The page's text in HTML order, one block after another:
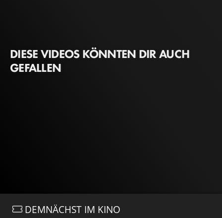
DIESE VIDEOS KÖNNTEN DIR AUCH
GEFALLEN
DEMNÄCHST IM KINO